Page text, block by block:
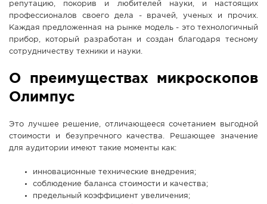
ФОТО
репутацию, покорив и любителей науки, и настоящих
профессионалов своего дела - врачей, ученых и прочих.
Каждая предложенная на рынке модель - это технологичный
прибор, который разработан и создан благодаря тесному
сотрудничеству техники и науки.
О преимуществах микроскопов
Олимпус
Это лучшее решение, отличающееся сочетанием выгодной
стоимости и безупречного качества. Решающее значение
для аудитории имеют такие моменты как:
инновационные технические внедрения;
соблюдение баланса стоимости и качества;
предельный коэффициент увеличения;